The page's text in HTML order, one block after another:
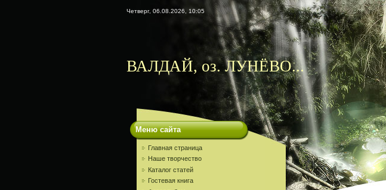
Четверг, 06.08.2026, 10:05
ВАЛДАЙ, оз. ЛУНЁВО...
Меню сайта
Главная страница
Наше творчество
Каталог статей
Гостевая книга